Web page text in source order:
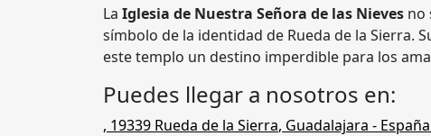
La Iglesia de Nuestra Señora de las Nieves no
símbolo de la identidad de Rueda de la Sierra.
este templo un destino imperdible para los
Puedes llegar a nosotros en:
, 19339 Rueda de la Sierra, Guadalajara -